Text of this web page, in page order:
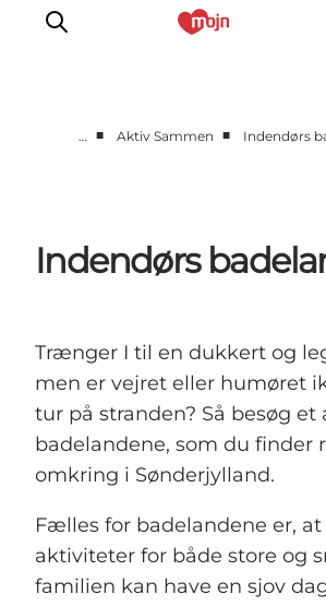
Det sker
Overnatning
Booking
… ■ Aktiv Sammen ■ Indendørs
Indendørs
Trænger I til en dukkert og
men er vejret eller humøret
tur på stranden? Så besøg et
badelandene, som du finder
omkring i Sønderjylland.
Fælles for badelandene er,
aktiviteter for både store og
familien kan have en sjov